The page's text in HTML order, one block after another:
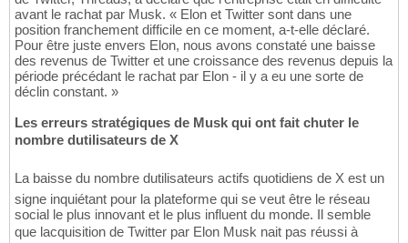
avant le rachat par Musk. « Elon et Twitter sont dans une
position franchement difficile en ce moment, a-t-elle déclaré.
Pour être juste envers Elon, nous avons constaté une baisse
des revenus de Twitter et une croissance des revenus depuis la
période précédant le rachat par Elon - il y a eu une sorte de
déclin constant. »
Les erreurs stratégiques de Musk qui ont fait chuter le
nombre dutilisateurs de X
La baisse du nombre dutilisateurs actifs quotidiens de X est un
signe inquiétant pour la plateforme qui se veut être le réseau
social le plus innovant et le plus influent du monde. Il semble
que lacquisition de Twitter par Elon Musk nait pas réussi à